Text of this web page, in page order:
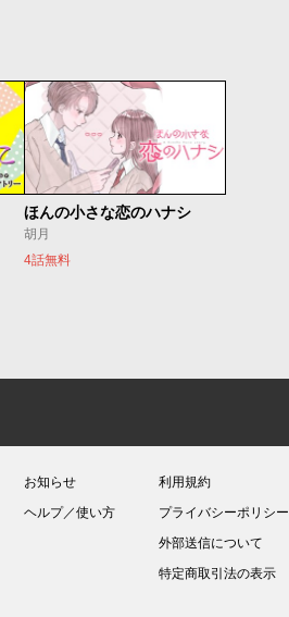
ほんの小さな恋のハナシ
胡月
4話無料
お知らせ
ヘルプ／使い方
利用規約
プライバシーポリシー
外部送信について
特定商取引法の表示